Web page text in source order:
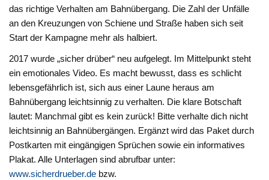
das richtige Verhalten am Bahnübergang. Die Zahl der Unfälle
an den Kreuzungen von Schiene und Straße haben sich seit
Start der Kampagne mehr als halbiert.
2017 wurde „sicher drüber“ neu aufgelegt. Im Mittelpunkt steht
ein emotionales Video. Es macht bewusst, dass es schlicht
lebensgefährlich ist, sich aus einer Laune heraus am
Bahnübergang leichtsinnig zu verhalten. Die klare Botschaft
lautet: Manchmal gibt es kein zurück! Bitte verhalte dich nicht
leichtsinnig an Bahnübergängen. Ergänzt wird das Paket durch
Postkarten mit eingängigen Sprüchen sowie ein informatives
Plakat. Alle Unterlagen sind abrufbar unter:
www.sicherdrueber.de bzw.